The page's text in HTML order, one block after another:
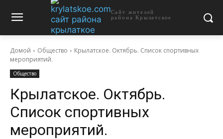
Сайт жителей
района Крылатское
Домой Общество
Крылатское. Октябрь. Список спортивных
мероприятий.
Общество
Крылатское. Октябрь.
Список спортивных
мероприятий.